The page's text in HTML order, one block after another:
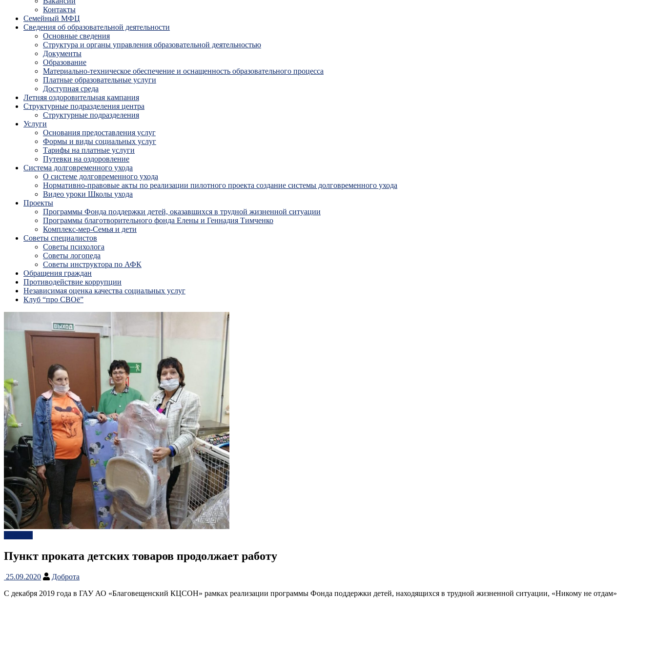
Контакты
Семейный МФЦ
Сведения об образовательной деятельности
Основные сведения
Структура и органы управления образовательной деятельностью
Документы
Образование
Материально-техническое обеспечение и оснащенность образовательного процесса
Платные образовательные услуги
Доступная среда
Летняя оздоровительная кампания
Структурные подразделения центра
Структурные подразделения
Услуги
Основания предоставления услуг
Формы и виды социальных услуг
Тарифы на платные услуги
Путевки на оздоровление
Система долговременного ухода
О системе долговременного ухода
Нормативно-правовые акты по реализации пилотного проекта создание системы долговременного ухода
Видео уроки Школы ухода
Проекты
Программы Фонда поддержки детей, оказавшихся в трудной жизненной ситуации
Программы благотворительного фонда Елены и Геннадия Тимченко
Комплекс-мер-Семья и дети
Советы специалистов
Советы психолога
Советы логопеда
Советы инструктора по АФК
Обращения граждан
Противодействие коррупции
Независимая оценка качества социальных услуг
Клуб “про СВОё”
Пункт проката детских товаров продолжает работу
25.09.2020
Доброта
С декабря 2019 года в ГАУ АО «Благовещенский КЦСОН» рамках реализации программы Фонда поддержки детей, находящихся в трудной жизненной ситуации, «Никому не отдам»